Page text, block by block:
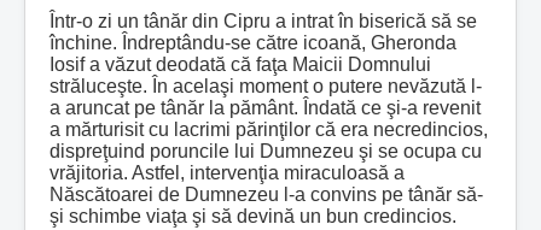
Într-o zi un tânăr din Cipru a intrat în biserică să se
închine. Îndreptându-se către icoană, Gheronda
Iosif a văzut deodată că faţa Maicii Domnului
străluceşte. În acelaşi moment o putere nevăzută l-
a aruncat pe tânăr la pământ. Îndată ce şi-a revenit
a mărturisit cu lacrimi părinţilor că era necredincios,
dispreţuind poruncile lui Dumnezeu şi se ocupa cu
vrăjitoria. Astfel, intervenţia miraculoasă a
Născătoarei de Dumnezeu l-a convins pe tânăr să-
şi schimbe viaţa şi să devină un bun credincios.